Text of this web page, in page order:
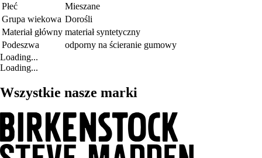
Płeć
Mieszane
Grupa wiekowa Dorośli
Materiał główny materiał syntetyczny
Podeszwa
odporny na ścieranie gumowy
Loading...
Loading...
Wszystkie nasze marki